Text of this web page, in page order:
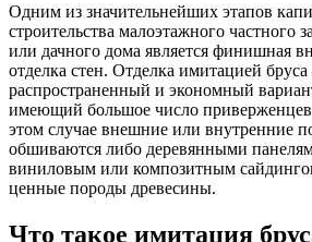
Одним из значительнейших этапов
строительства малоэтажного частного
или дачного дома является финишная
отделка стен. Отделка имитацией
распространенный и экономный
имеющий большое число
этом случае внешние или внутренние
обшиваются либо деревянными
виниловым или композитным
ценные породы древесины.
Что такое имитация